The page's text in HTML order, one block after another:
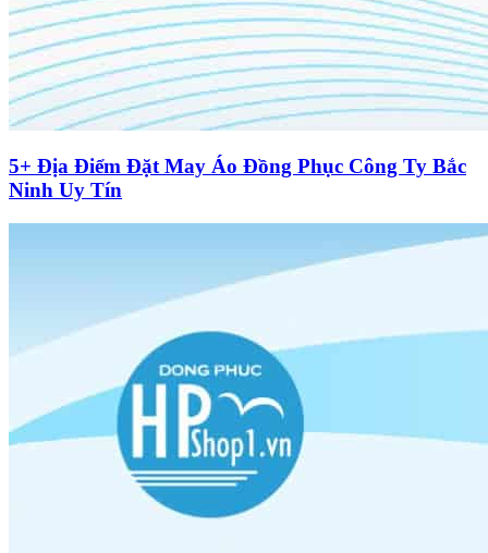
5+ Địa Điểm Đặt May Áo Đồng Phục Công Ty Bắc
Ninh Uy Tín